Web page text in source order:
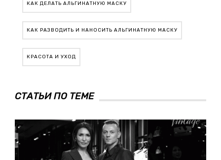
КАК ДЕЛАТЬ АЛЬГИНАТНУЮ МАСКУ
КАК РАЗВОДИТЬ И НАНОСИТЬ АЛЬГИНАТНУЮ МАСКУ
КРАСОТА И УХОД
СТАТЬИ ПО ТЕМЕ